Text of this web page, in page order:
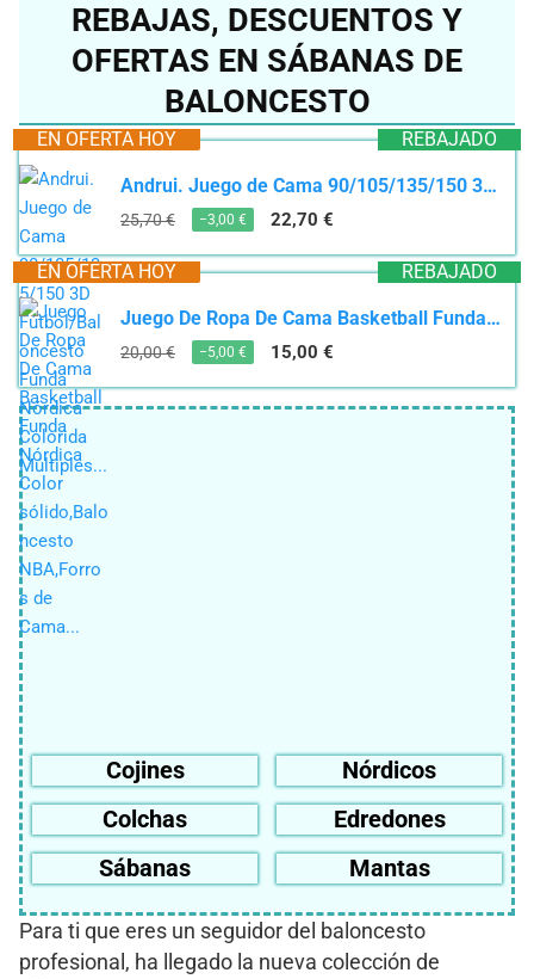
REBAJAS, DESCUENTOS Y
OFERTAS EN SÁBANAS DE
BALONCESTO
REBAJADO
EN OFERTA HOY
Andrui. Juego de Cama 90/105/135/150 3D Fútbol/Baloncesto Funda Nórdica Colorida Múltiples...
25,70 € −3,00 € 22,70 €
REBAJADO
EN OFERTA HOY
Juego De Ropa De Cama Basketball Funda Nórdica Color sólido,Baloncesto NBA,Forros de Cama...
20,00 € −5,00 € 15,00 €
Cojines
Nórdicos
Colchas
Edredones
Sábanas
Mantas
Para ti que eres un seguidor del baloncesto
profesional, ha llegado la nueva colección de